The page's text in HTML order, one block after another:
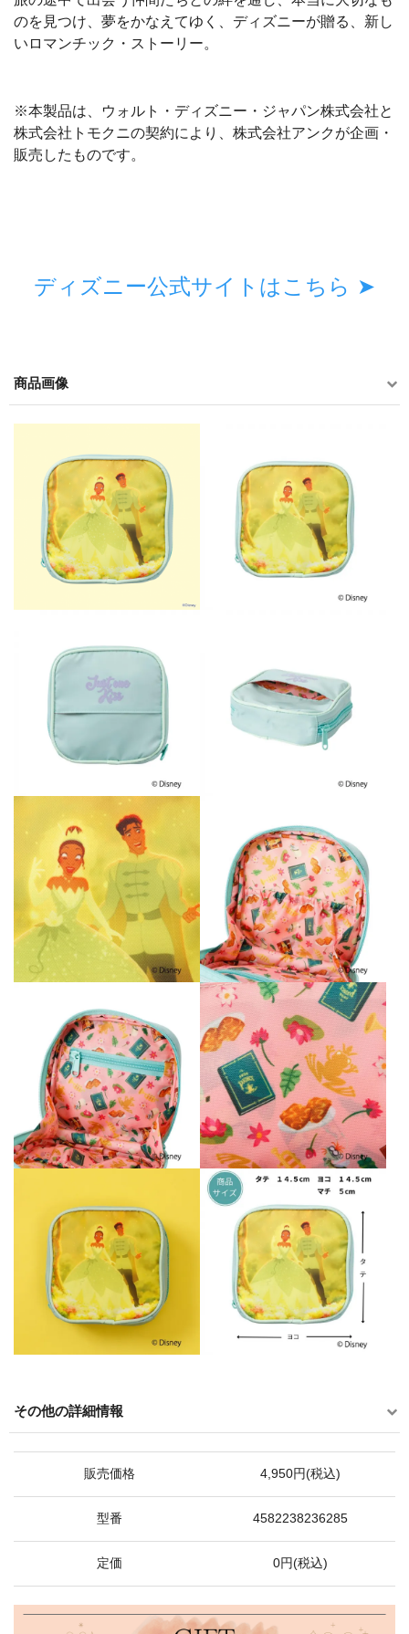
のを見つけ、夢をかなえてゆく、ディズニーが贈る、新し
いロマンチック・ストーリー。
※本製品は、ウォルト・ディズニー・ジャパン株式会社と
株式会社トモクニの契約により、株式会社アンクが企画・
販売したものです。
ディズニー公式サイトはこちら ➤
商品画像
その他の詳細情報
販売価格 4,950円(税込)
型番 4582238236285
定価 0円(税込)